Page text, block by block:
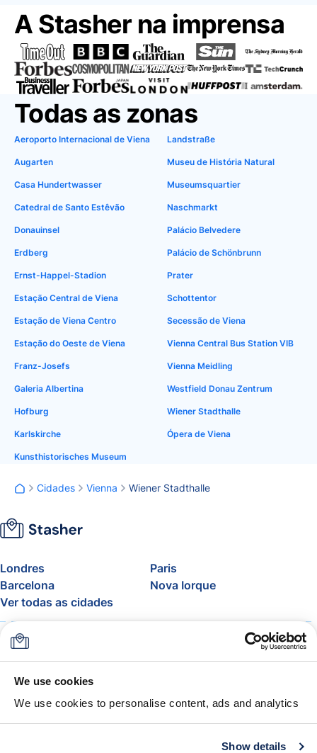
We use cookies
We use cookies to personalise content, ads and analytics
Show details
A Stasher na imprensa
Todas as zonas
Aeroporto Internacional de Viena
Augarten
Casa Hundertwasser
Catedral de Santo Estêvão
Donauinsel
Erdberg
Ernst-Happel-Stadion
Estação Central de Viena
Estação de Viena Centro
Estação do Oeste de Viena
Franz-Josefs
Galeria Albertina
Hofburg
Karlskirche
Kunsthistorisches Museum
Landstraße
Museu de História Natural
Museumsquartier
Naschmarkt
Palácio Belvedere
Palácio de Schönbrunn
Prater
Schottentor
Secessão de Viena
Vienna Central Bus Station VIB
Vienna Meidling
Westfield Donau Zentrum
Wiener Stadthalle
Ópera de Viena
Cidades Vienna Wiener Stadthalle
Londres
Paris
Barcelona
Nova Iorque
Ver todas as cidades
Sobre
FAQ
Apoio
Blogue
Franquia de bagagem aérea
A Garantia Stasher
Termos e condições